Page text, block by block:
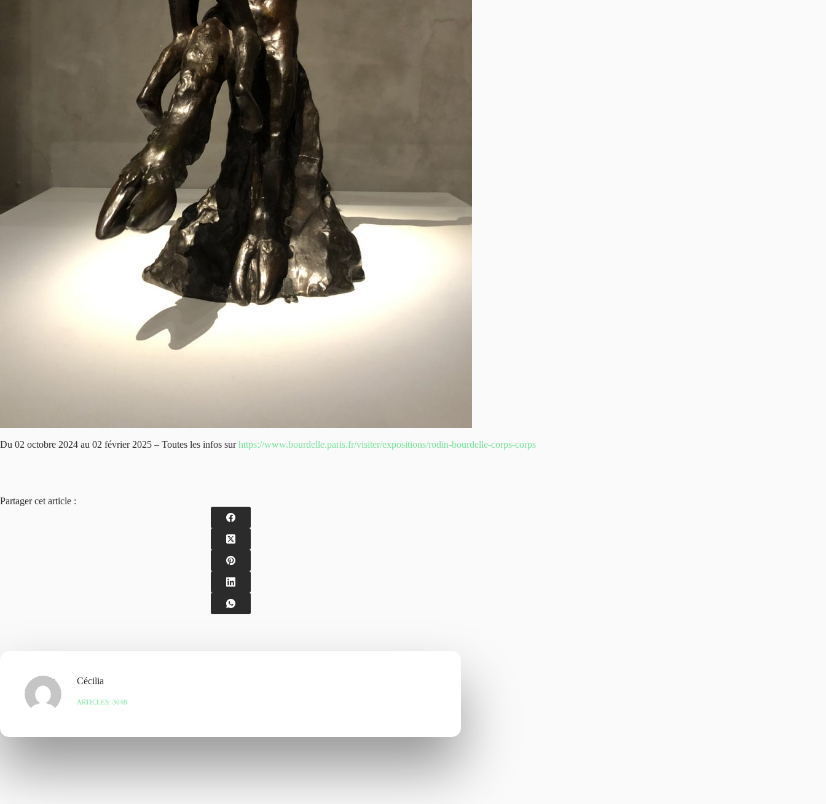
Du 02 octobre 2024 au 02 février 2025 – Toutes les infos surhttps://www.bourdelle.paris.fr/visiter/expositions/rodin-bourdelle-corps-corps
Partager cet article :
Cécilia
ARTICLES: 3048